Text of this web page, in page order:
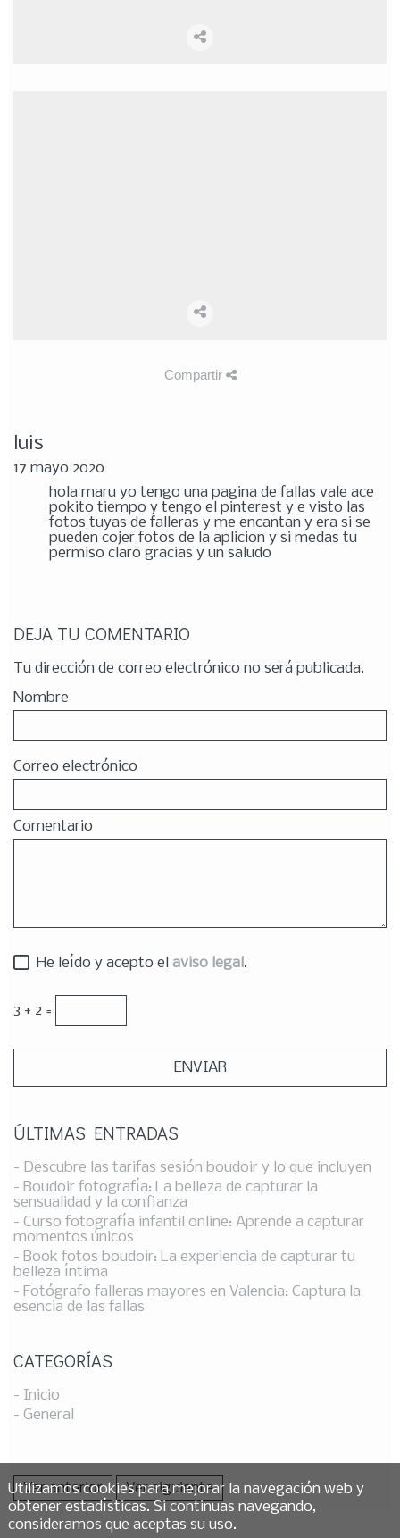
Compartir
luis
17 mayo 2020
hola maru yo tengo una pagina de fallas vale ace
pokito tiempo y tengo el pinterest y e visto las
fotos tuyas de falleras y me encantan y era si se
pueden cojer fotos de la aplicion y si medas tu
permiso claro gracias y un saludo
DEJA TU COMENTARIO
Tu dirección de correo electrónico no será publicada.
Nombre
Correo electrónico
Comentario
He leído y acepto el aviso legal.
3 + 2 =
ÚLTIMAS ENTRADAS
- Descubre las tarifas sesión boudoir y lo que incluyen
- Boudoir fotografía: La belleza de capturar la
sensualidad y la confianza
- Curso fotografía infantil online: Aprende a capturar
momentos únicos
- Book fotos boudoir: La experiencia de capturar tu
belleza íntima
- Fotógrafo falleras mayores en Valencia: Captura la
esencia de las fallas
CATEGORÍAS
- Inicio
- General
Ver anterior Ver siguiente
Utilizamos cookies para mejorar la navegación web y
obtener estadísticas. Si continuas navegando,
consideramos que aceptas su uso.